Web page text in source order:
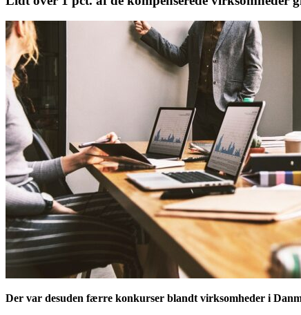
Der var desuden færre konkurser blandt virksomheder i